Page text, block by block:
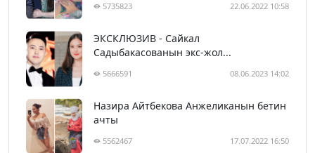
5735823 22.06.2022 10:58
ЭКСКЛЮЗИВ - Сайкал
Садыбакасованын экс-жол...
5666591 08.06.2023 14:02
Назира Айтбекова Анжеликанын бетин
ачты
5562467 17.07.2022 16:50